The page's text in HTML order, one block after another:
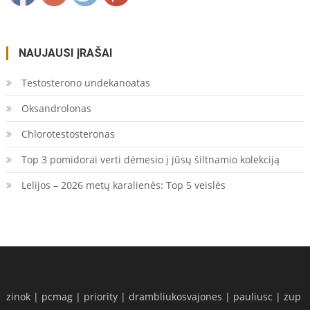
NAUJAUSI ĮRAŠAI
Testosterono undekanoatas
Oksandrolonas
Chlorotestosteronas
Top 3 pomidorai verti dėmesio į jūsų šiltnamio kolekciją
Lelijos – 2026 metų karalienės: Top 5 veislės
zinok | pcmag | priority |drambliukosvajones | pauliusc |zup